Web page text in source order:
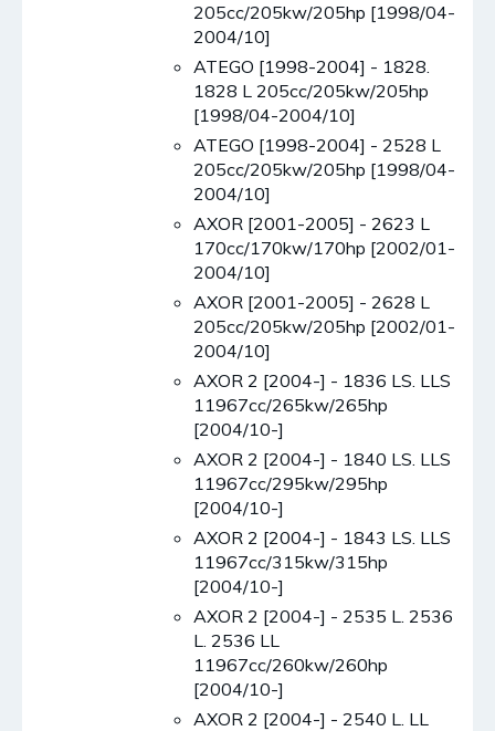
205cc/205kw/205hp [1998/04-
2004/10]
ATEGO [1998-2004] - 1828.
1828 L 205cc/205kw/205hp
[1998/04-2004/10]
ATEGO [1998-2004] - 2528 L
205cc/205kw/205hp [1998/04-
2004/10]
AXOR [2001-2005] - 2623 L
170cc/170kw/170hp [2002/01-
2004/10]
AXOR [2001-2005] - 2628 L
205cc/205kw/205hp [2002/01-
2004/10]
AXOR 2 [2004-] - 1836 LS. LLS
11967cc/265kw/265hp
[2004/10-]
AXOR 2 [2004-] - 1840 LS. LLS
11967cc/295kw/295hp
[2004/10-]
AXOR 2 [2004-] - 1843 LS. LLS
11967cc/315kw/315hp
[2004/10-]
AXOR 2 [2004-] - 2535 L. 2536
L. 2536 LL
11967cc/260kw/260hp
[2004/10-]
AXOR 2 [2004-] - 2540 L. LL